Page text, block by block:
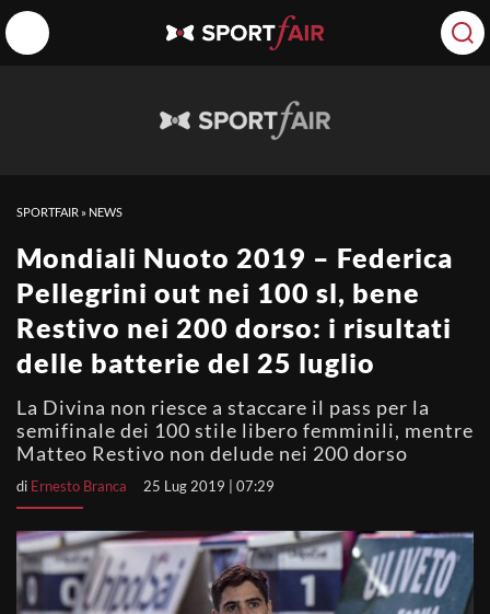
SPORTFAIR » NEWS
Mondiali Nuoto 2019 – Federica
Pellegrini out nei 100 sl, bene
Restivo nei 200 dorso: i risultati
delle batterie del 25 luglio
La Divina non riesce a staccare il pass per la
semifinale dei 100 stile libero femminili, mentre
Matteo Restivo non delude nei 200 dorso
di Ernesto Branca 25 Lug 2019 | 07:29